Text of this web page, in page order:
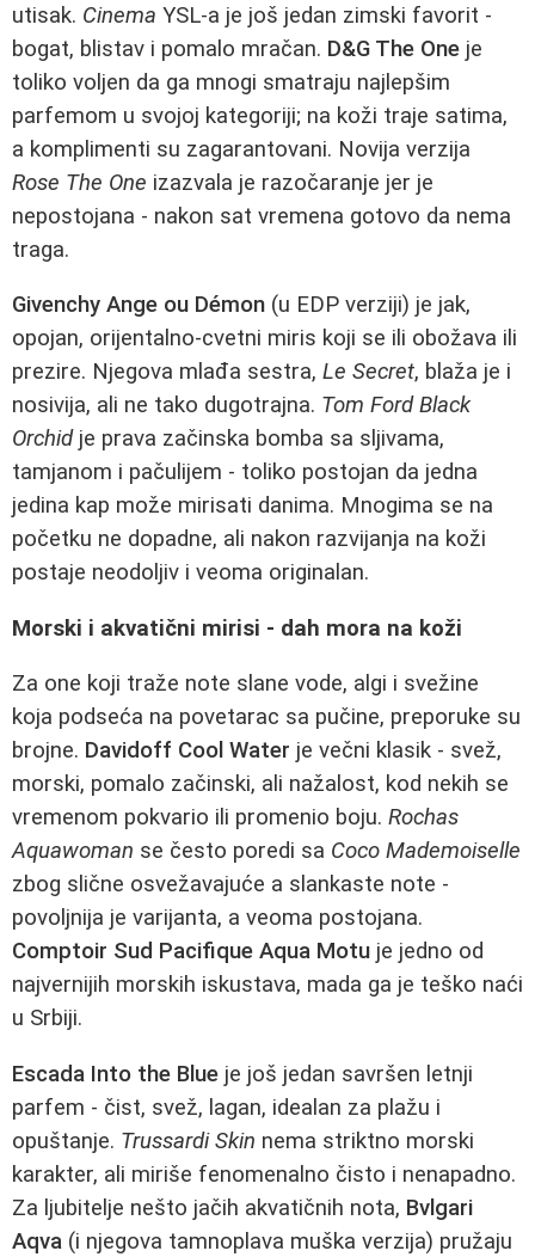
utisak. Cinema YSL-a je još jedan zimski favorit -
bogat, blistav i pomalo mračan. D&G The One je
toliko voljen da ga mnogi smatraju najlepšim
parfemom u svojoj kategoriji; na koži traje satima,
a komplimenti su zagarantovani. Novija verzija
Rose The One izazvala je razočaranje jer je
nepostojana - nakon sat vremena gotovo da nema
traga.
Givenchy Ange ou Démon (u EDP verziji) je jak,
opojan, orijentalno-cvetni miris koji se ili obožava ili
prezire. Njegova mlađa sestra, Le Secret, blaža je i
nosivija, ali ne tako dugotrajna. Tom Ford Black
Orchidje prava začinska bomba sa sljivama,
tamjanom i pačulijem - toliko postojan da jedna
jedina kap može mirisati danima. Mnogima se na
početku ne dopadne, ali nakon razvijanja na koži
postaje neodoljiv i veoma originalan.
Morski i akvatični mirisi - dah mora na koži
Za one koji traže note slane vode, algi i svežine
koja podseća na povetarac sa pučine, preporuke su
brojne. Davidoff Cool Water je večni klasik - svež,
morski, pomalo začinski, ali nažalost, kod nekih se
vremenom pokvario ili promenio boju. Rochas
Aquawoman se često poredi sa Coco Mademoiselle
zbog slične osvežavajuće a slankaste note -
povoljnija je varijanta, a veoma postojana.
Comptoir Sud Pacifique Aqua Motu je jedno od
najvernijih morskih iskustava, mada ga je teško naći
u Srbiji.
Escada Into the Blue je još jedan savršen letnji
parfem - čist, svež, lagan, idealan za plažu i
opuštanje. Trussardi Skin nema striktno morski
karakter, ali miriše fenomenalno čisto i nenapadno.
Za ljubitelje nešto jačih akvatičnih nota, Bvlgari
Aqva (i njegova tamnoplava muška verzija) pružaju